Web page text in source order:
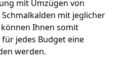
mit Umzügen von
mit jeglicher
Ihnen somit
jedes Budget eine
werden.